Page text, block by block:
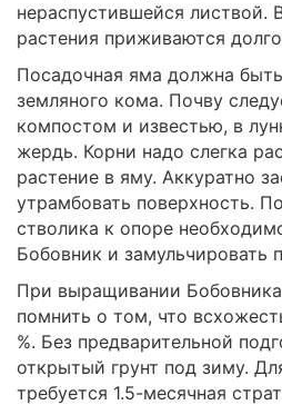
нераспустившейся листвой.
растения приживаются
Посадочная яма должна
земляного кома. Почву
компостом и известью, в
жердь. Корни надо слегка
растение в яму. Аккуратно
утрамбовать поверхность.
стволика к опоре
Бобовник и замульчировать
При выращивании
помнить о том, что
%. Без предварительной
открытый грунт под зиму.
требуется 1.5-месячная